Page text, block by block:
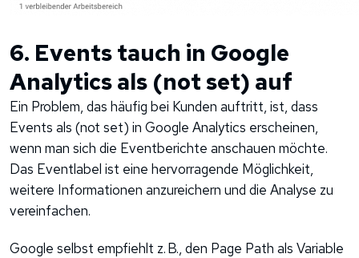
6. Events tauch in Google
Analytics als (not set) auf
Ein Problem, das häufig bei Kunden auftritt, ist, dass
Events als (not set) in Google Analytics erscheinen,
wenn man sich die Eventberichte anschauen möchte.
Das Eventlabel ist eine hervorragende Möglichkeit,
weitere Informationen anzureichern und die Analyse zu
vereinfachen.
Google selbst empfiehlt z. B., den Page Path als Variable